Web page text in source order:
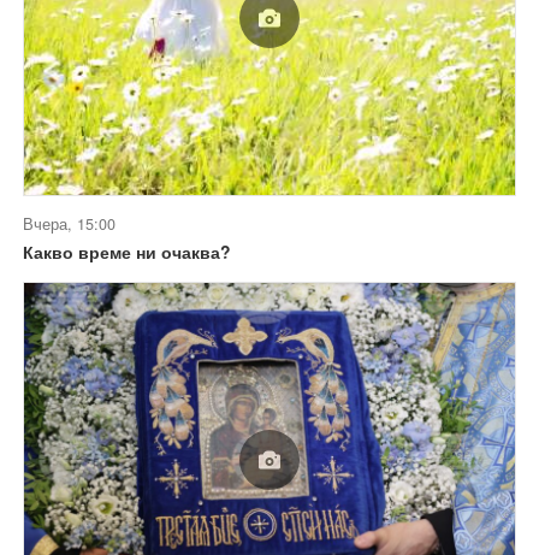
Вчера, 15:00
Какво време ни очаква?